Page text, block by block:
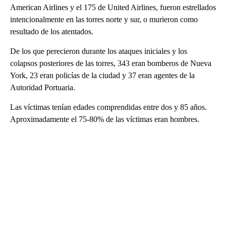
American Airlines y el 175 de United Airlines, fueron estrellados
intencionalmente en las torres norte y sur, o murieron como
resultado de los atentados.
De los que perecieron durante los ataques iniciales y los
colapsos posteriores de las torres, 343 eran bomberos de Nueva
York, 23 eran policías de la ciudad y 37 eran agentes de la
Autoridad Portuaria.
Las víctimas tenían edades comprendidas entre dos y 85 años.
Aproximadamente el 75-80% de las víctimas eran hombres.